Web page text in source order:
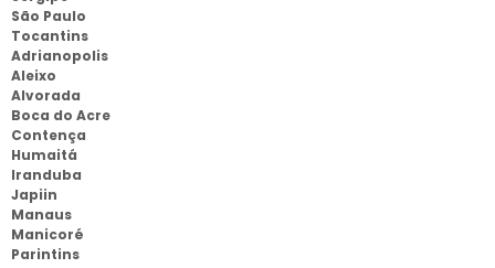
São Paulo
Tocantins
Adrianopolis
Aleixo
Alvorada
Boca do Acre
Contença
Humaitá
Iranduba
Japiin
Manaus
Manicoré
Parintins